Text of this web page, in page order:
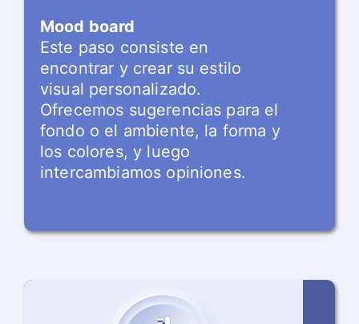
Mood board
Este paso consiste en
encontrar y crear su estilo
visual personalizado.
Ofrecemos sugerencias para el
fondo o el ambiente, la forma y
los colores, y luego
intercambiamos opiniones.